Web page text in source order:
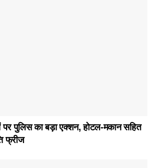
पुलिस का बड़ा एक्शन, होटल-मकान सहित
फ्रीज